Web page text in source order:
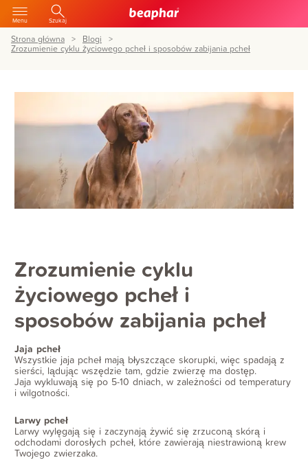
Menu Szukaj
Strona główna
Blogi
Zrozumienie cyklu życiowego pcheł i sposobów zabijania pcheł
Zrozumienie cyklu
życiowego pcheł i
sposobów zabijania pcheł
Jaja pcheł
Wszystkie jaja pcheł mają błyszczące skorupki, więc spadają z
sierści, lądując wszędzie tam, gdzie zwierzę ma dostęp.
Jaja wykluwają się po 5-10 dniach, w zależności od temperatury
i wilgotności.
Larwy pcheł
Larwy wylęgają się i zaczynają żywić się zrzuconą skórą i
odchodami dorosłych pcheł, które zawierają niestrawioną krew
Twojego zwierzaka.